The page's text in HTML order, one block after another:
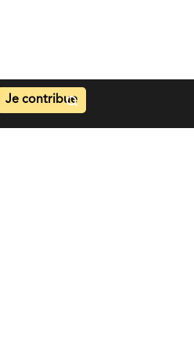
Je contribue